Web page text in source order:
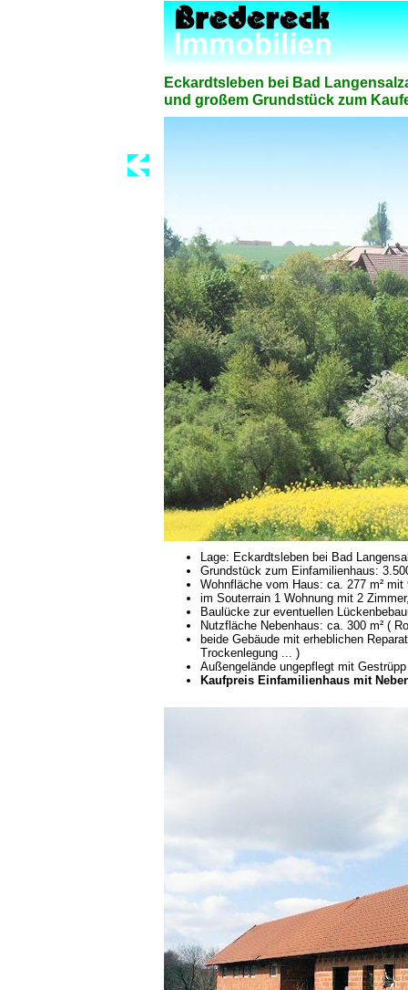
Eckardtsleben bei Bad
und großem Grundstück zum
Lage: Eckardtsleben bei Bad
Grundstück zum Einfamilienhaus:
Wohnfläche vom Haus: ca. 277 m²
im Souterrain 1 Wohnung mit 2
Baulücke zur eventuellen
Nutzfläche Nebenhaus: ca. 300 m² (
beide Gebäude mit erheblichen
Trockenlegung ... )
Außengelände ungepflegt mit
Kaufpreis Einfamilienhaus mit